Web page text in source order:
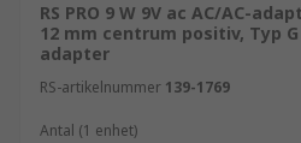
RS PRO 9 W 9V ac AC/AC-
12 mm centrum positiv, Typ G
adapter
RS-artikelnummer 139-1769
Antal (1 enhet)